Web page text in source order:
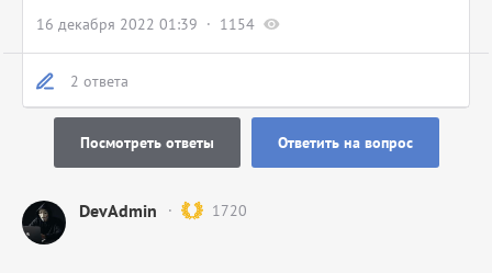
16 декабря 2022 01:39
1154
2 ответа
Посмотреть ответы Ответить на вопрос
DevAdmin 1720